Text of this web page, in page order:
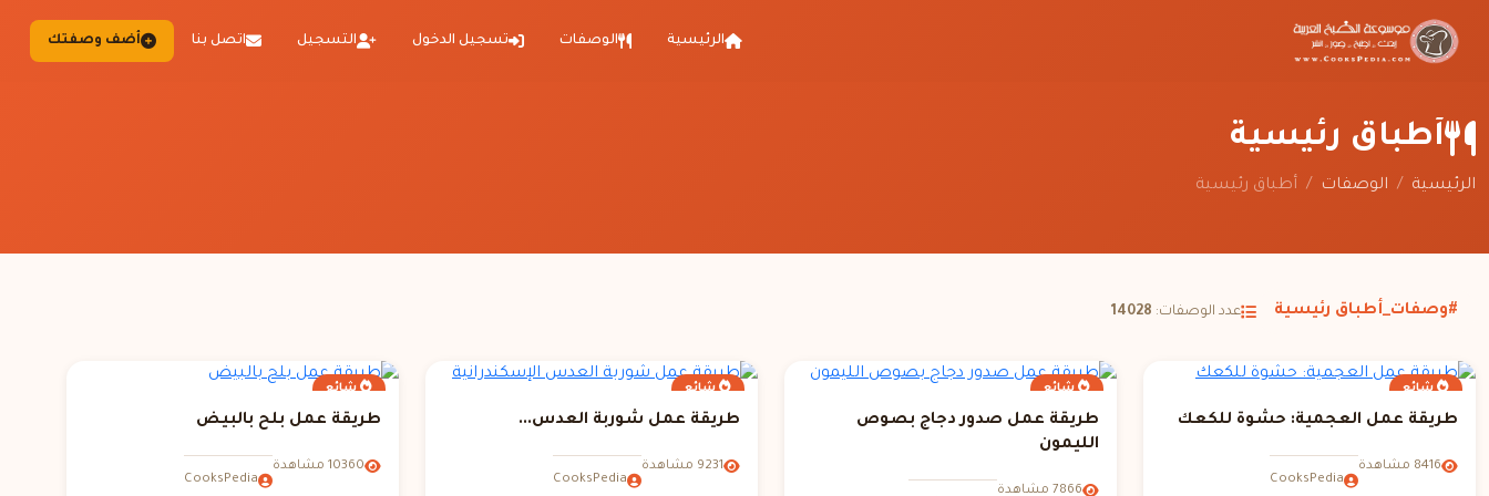
الرئيسية الوصفات تسجيل الدخول التسجيل اتصل بنا أضف وصفتك
أطباق رئيسية
الرئيسية / الوصفات / أطباق رئيسية
#وصفات_أطباق رئيسية عدد الوصفات: 14028
شائع
طريقة عمل العجمية: حشوة للكعك
8416 مشاهدة
CooksPedia
شائع
طريقة عمل صدور دجاج بصوص
الليمون
7866 مشاهدة
شائع
طريقة عمل شوربة العدس...
9231 مشاهدة
CooksPedia
شائع
طريقة عمل بلح بالبيض
10360 مشاهدة
CooksPedia